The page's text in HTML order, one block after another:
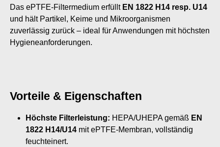
Das ePTFE-Filtermedium erfüllt EN 1822 H14 resp. U14
und hält Partikel, Keime und Mikroorganismen
zuverlässig zurück – ideal für Anwendungen mit höchsten
Hygieneanforderungen.
Vorteile & Eigenschaften
Höchste Filterleistung: HEPA/UHEPA gemäß EN
1822 H14/U14 mit ePTFE-Membran, vollständig
feuchteinert.